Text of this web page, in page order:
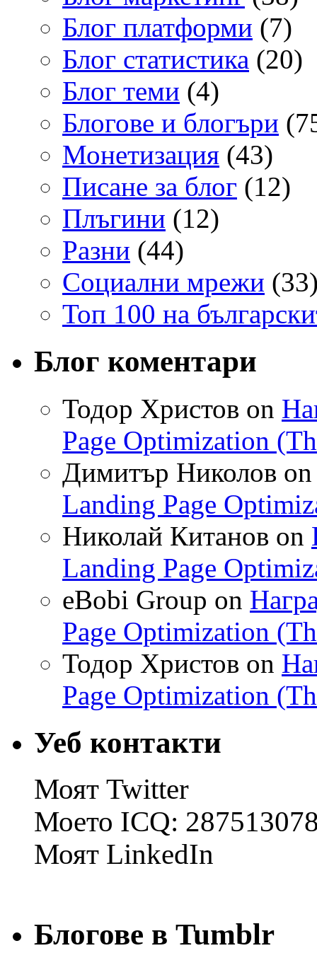
Блог платформи (7)
Блог статистика (20)
Блог теми (4)
Блогове и блогъри
Монетизация (43)
Писане за блог (12)
Плъгини (12)
Разни (44)
Социални мрежи
Топ 100 на
Блог коментари
Тодор Христов on
Page Optimization
Димитър Николов
Landing Page
Николай Китанов on
Landing Page
eBobi Group on
Page Optimization
Тодор Христов on
Page Optimization
Уеб контакти
Моят Twitter
Моето ICQ:
Моят LinkedIn
Блогове в Tumblr